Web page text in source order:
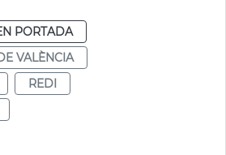
PORTADA
VALÈNCIA
REDI